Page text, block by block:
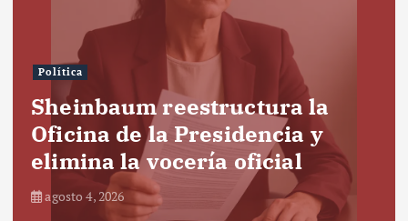
Política
Sheinbaum reestructura la
Oficina de la Presidencia y
elimina la vocería oficial
agosto 4, 2026